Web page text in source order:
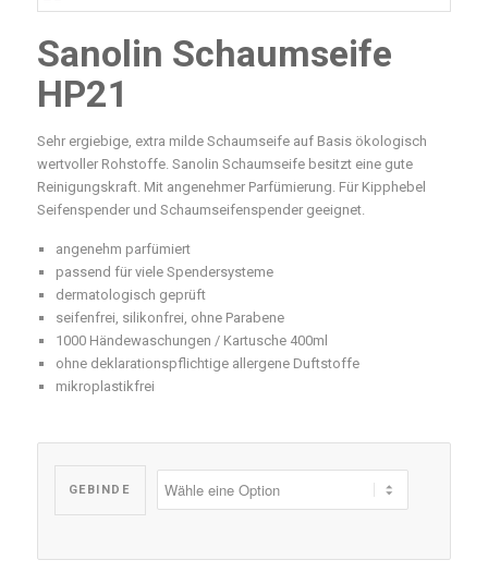
Industriereiniger
Oberflächenreiniger
Teppichreiniger
Spezialreiniger
Allzweckreiniger
Desinfektionsmittel
Glas- und Fensterreiniger
Entkalkungsmittel
Sanitärreiniger
Kehrmaschine
Extraktionsmaschine
Nass- und Trockensauger
Taschentücher
Besen, Bürsten, Staubwedel, Kehrgarnitur
Teleskopstangen, Teleskopgelenk und Konus
Wasserschieber, Fensterwischer, Wischerschiene, Griffe
Halter, Schaber und Ersatzklingen
Hygieneartikel
Industriepapierrollen
Sanolin Schaumseife
HP21
Sehr ergiebige, extra milde Schaumseife auf Basis ökologisch
wertvoller Rohstoffe. Sanolin Schaumseife besitzt eine gute
Reinigungskraft. Mit angenehmer Parfümierung. Für Kipphebel
Seifenspender und Schaumseifenspender geeignet.
angenehm parfümiert
passend für viele Spendersysteme
dermatologisch geprüft
seifenfrei, silikonfrei, ohne Parabene
1000 Händewaschungen / Kartusche 400ml
ohne deklarationspflichtige allergene Duftstoffe
mikroplastikfrei
GEBINDE